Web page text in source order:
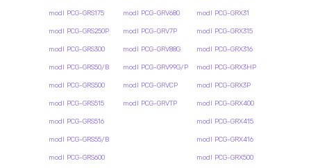
modl PCG-GRS175
modl PCG-GRS250P
modl PCG-GRS300
modl PCG-GRS50/B
modl PCG-GRS500
modl PCG-GRS515
modl PCG-GRS516
modl PCG-GRS55/B
modl PCG-GRS600
modl PCG-GRV680
modl PCG-GRV7P
modl PCG-GRV88G
modl PCG-GRV99G/P
modl PCG-GRVCP
modl PCG-GRVTP
modl PCG-GRX31
modl PCG-GRX315
modl PCG-GRX316
modl PCG-GRX3HP
modl PCG-GRX3P
modl PCG-GRX400
modl PCG-GRX415
modl PCG-GRX416
modl PCG-GRX500